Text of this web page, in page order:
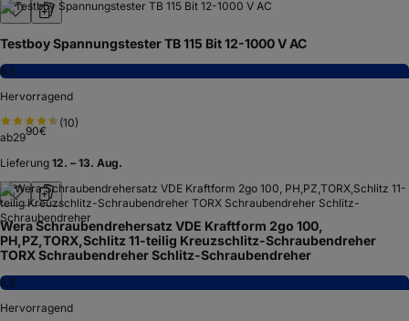
Testboy Spannungstester TB 115 Bit 12-1000 V AC
8,5
Hervorragend
(10)
ab2990€
Lieferung 12. – 13. Aug.
Wera Schraubendrehersatz VDE Kraftform 2go 100,
PH,PZ,TORX,Schlitz 11-teilig Kreuzschlitz-Schraubendreher
TORX Schraubendreher Schlitz-Schraubendreher
8,8
Hervorragend